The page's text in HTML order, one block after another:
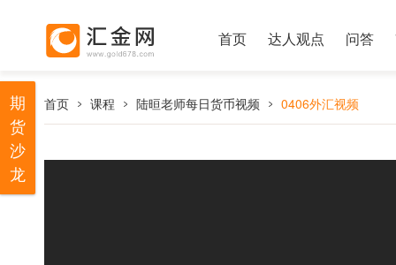
首页 达人观点 问答
首页 课程 陆晅老师每日货币视频 0406外汇视频
期
货
沙
龙